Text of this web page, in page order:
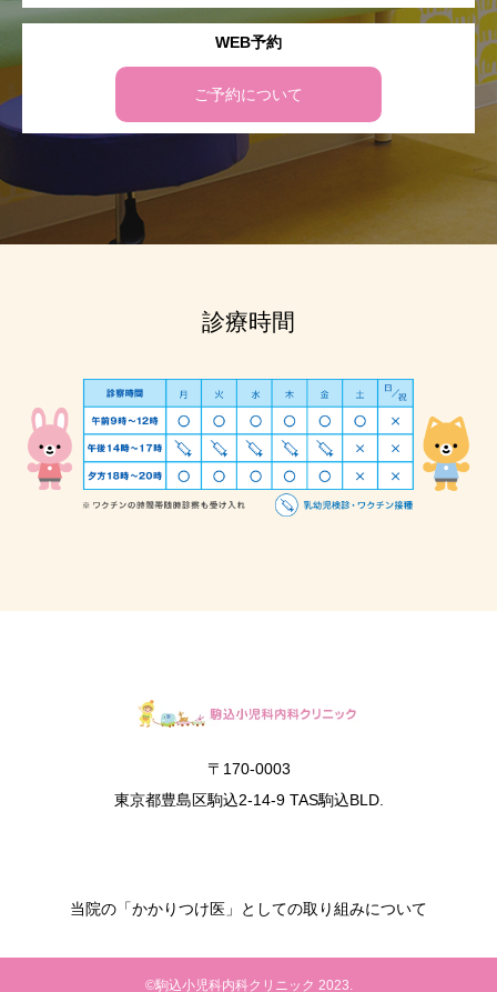
WEB予約
ご予約について
診療時間
〒170-0003
東京都豊島区駒込2-14-9 TAS駒込BLD.
当院の「かかりつけ医」としての取り組みについて
©駒込小児科内科クリニック 2023.